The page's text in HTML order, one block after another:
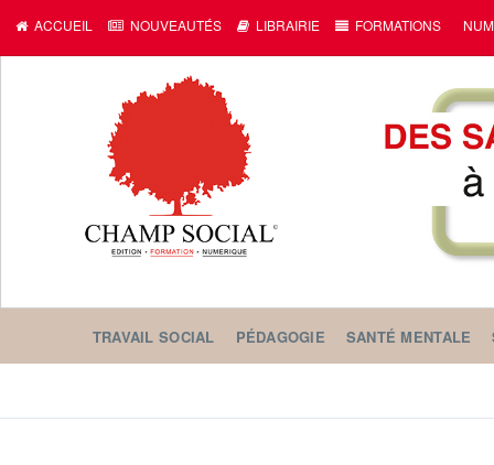
ACCUEIL NOUVEAUTÉS LIBRAIRIE FORMATIONS
TRAVAIL SOCIAL PÉDAGOGIE SANTÉ MENTALE